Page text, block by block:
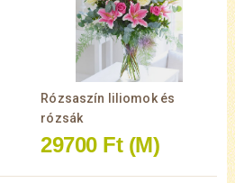
Rózsaszín liliomok és
rózsák
29700 Ft (M)